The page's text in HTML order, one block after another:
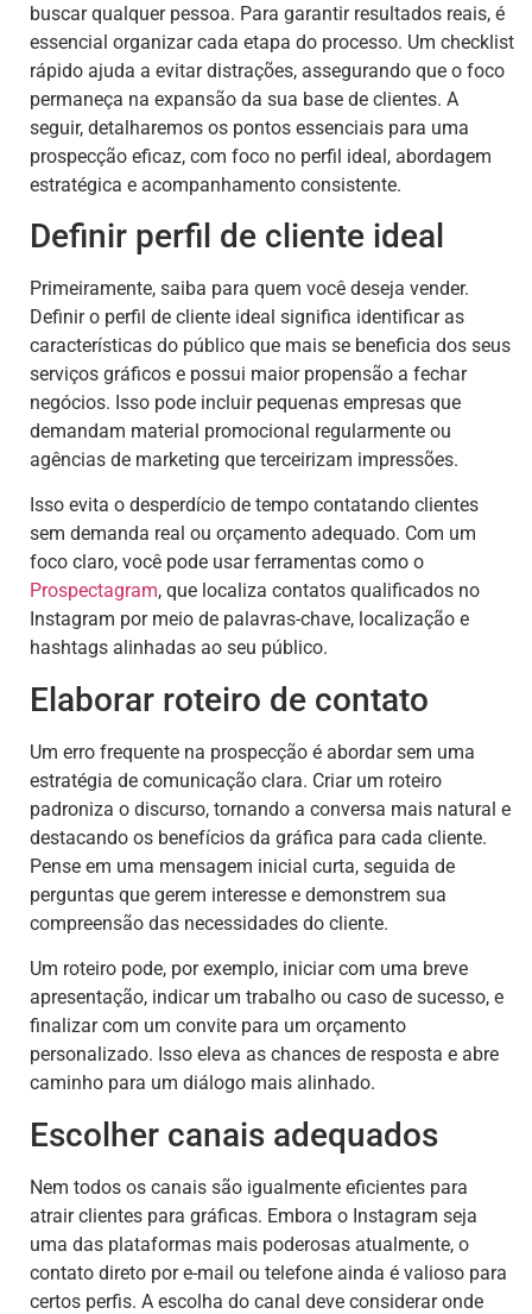
buscar qualquer pessoa. Para garantir resultados reais, é
essencial organizar cada etapa do processo. Um checklist
rápido ajuda a evitar distrações, assegurando que o foco
permaneça na expansão da sua base de clientes. A
seguir, detalharemos os pontos essenciais para uma
prospecção eficaz, com foco no perfil ideal, abordagem
estratégica e acompanhamento consistente.
Definir perfil de cliente ideal
Primeiramente, saiba para quem você deseja vender.
Definir o perfil de cliente ideal significa identificar as
características do público que mais se beneficia dos seus
serviços gráficos e possui maior propensão a fechar
negócios. Isso pode incluir pequenas empresas que
demandam material promocional regularmente ou
agências de marketing que terceirizam impressões.
Isso evita o desperdício de tempo contatando clientes
sem demanda real ou orçamento adequado. Com um
foco claro, você pode usar ferramentas como o
Prospectagram, que localiza contatos qualificados no
Instagram por meio de palavras-chave, localização e
hashtags alinhadas ao seu público.
Elaborar roteiro de contato
Um erro frequente na prospecção é abordar sem uma
estratégia de comunicação clara. Criar um roteiro
padroniza o discurso, tornando a conversa mais natural e
destacando os benefícios da gráfica para cada cliente.
Pense em uma mensagem inicial curta, seguida de
perguntas que gerem interesse e demonstrem sua
compreensão das necessidades do cliente.
Um roteiro pode, por exemplo, iniciar com uma breve
apresentação, indicar um trabalho ou caso de sucesso, e
finalizar com um convite para um orçamento
personalizado. Isso eleva as chances de resposta e abre
caminho para um diálogo mais alinhado.
Escolher canais adequados
Nem todos os canais são igualmente eficientes para
atrair clientes para gráficas. Embora o Instagram seja
uma das plataformas mais poderosas atualmente, o
contato direto por e-mail ou telefone ainda é valioso para
certos perfis. A escolha do canal deve considerar onde